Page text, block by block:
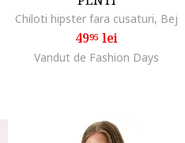
Chiloti hipster fara cusaturi, Bej
4995 lei
Vandut de Fashion Days